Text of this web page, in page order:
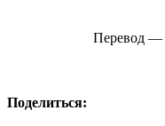
Перевод —
Поделиться: